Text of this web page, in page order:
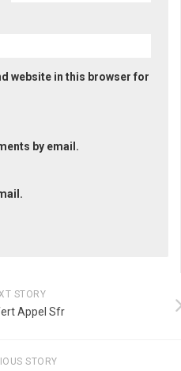
website in this browser for
by email.
STORY
Appel Sfr
STORY